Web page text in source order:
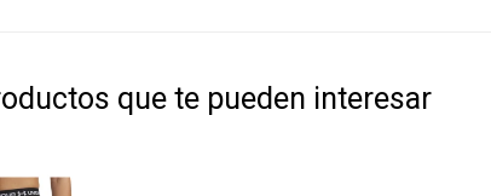
que te pueden interesar